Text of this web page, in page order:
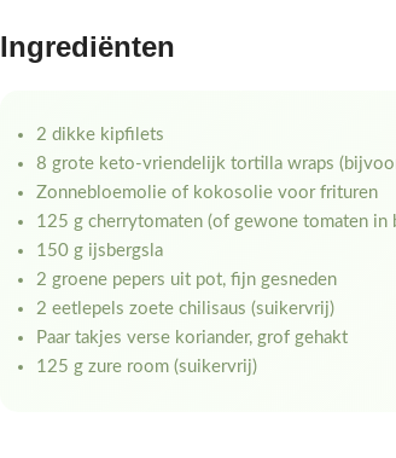
Ingrediënten
2 dikke kipfilets
8 grote keto-vriendelijk tortilla wraps
Zonnebloemolie of kokosolie voor frituren
125 g cherrytomaten (of gewone tomaten in
150 g ijsbergsla
2 groene pepers uit pot, fijn gesneden
2 eetlepels zoete chilisaus (suikervrij)
Paar takjes verse koriander, grof gehakt
125 g zure room (suikervrij)